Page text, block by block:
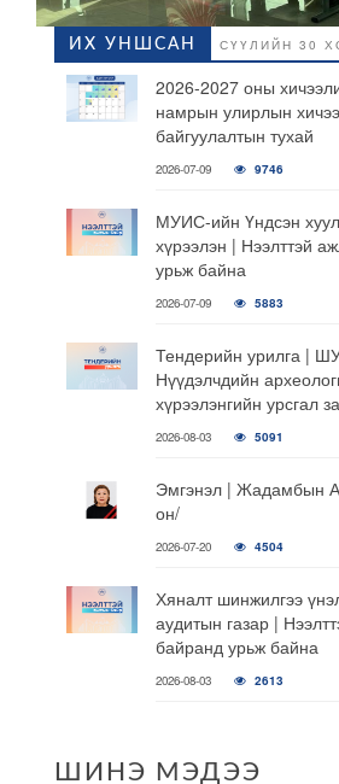
ИХ УНШСАН СҮҮЛИЙН 30
2026-2027 оны
намрын улирлын
байгуулалтын тухай
2026-07-09 9746
МУИС-ийн Үндсэн
хүрээлэн | Нээлттэй
урьж байна
2026-07-09 5883
Тендерийн урилга |
Нүүдэлчдийн
хүрээлэнгийн урсгал
2026-08-03 5091
Эмгэнэл | Жадамбын
он/
2026-07-20 4504
Хяналт шинжилгээ
аудитын газар |
байранд урьж байна
2026-08-03 2613
ШИНЭ МЭДЭЭ